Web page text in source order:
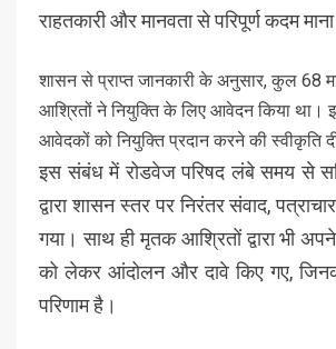
राहतकारी और मानवता से परिपूर्ण कदम
शासन से प्राप्त जानकारी के अनुसार, कुल 68
आश्रितों ने नियुक्ति के लिए आवेदन किया था।
आवेदकों को नियुक्ति प्रदान करने की स्वीकृति
इस संबंध में रोडवेज परिषद लंबे समय से
द्वारा शासन स्तर पर निरंतर संवाद,
गया। साथ ही मृतक आश्रितों द्वारा भी
को लेकर आंदोलन और दावे किए गए,
परिणाम है।